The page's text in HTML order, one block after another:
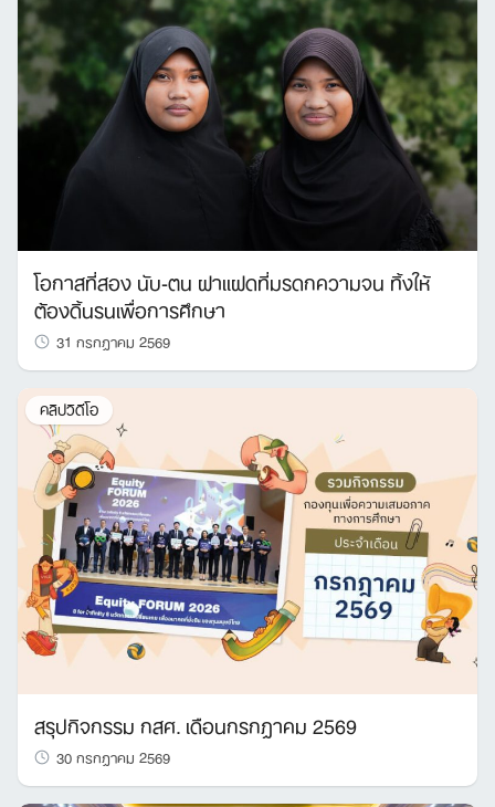
Search
for:
โอกาสที่สอง นับ-ตน ฝาแฝดที่มรดกความจน ทิ้งให้
ต้องดิ้นรนเพื่อการศึกษา
31 กรกฎาคม 2569
คลิปวิดีโอ
สรุปกิจกรรม กสศ. เดือนกรกฎาคม 2569
30 กรกฎาคม 2569